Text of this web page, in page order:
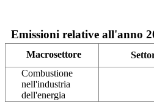
Emissioni relative all'anno
Macrosettore
Combustione
nell'industria
dell'energia